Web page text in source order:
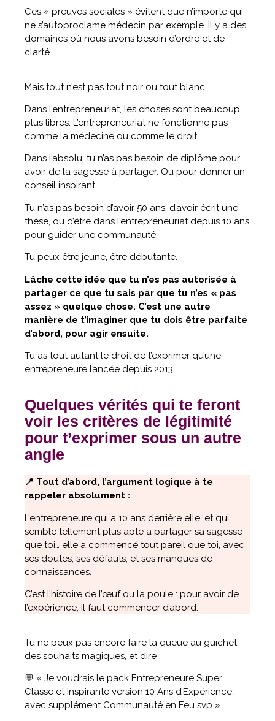
Ces « preuves sociales » évitent que n’importe qui
ne s’autoproclame médecin par exemple. Il y a des
domaines où nous avons besoin d’ordre et de
clarté.
Mais tout n’est pas tout noir ou tout blanc.
Dans l’entrepreneuriat, les choses sont beaucoup
plus libres. L’entrepreneuriat ne fonctionne pas
comme la médecine ou comme le droit.
Dans l’absolu, tu n’as pas besoin de diplôme pour
avoir de la sagesse à partager. Ou pour donner un
conseil inspirant.
Tu n’as pas besoin d’avoir 50 ans, d’avoir écrit une
thèse, ou d’être dans l’entrepreneuriat depuis 10 ans
pour guider une communauté.
Tu peux être jeune, être débutante.
Lâche cette idée que tu n’es pas autorisée à
partager ce que tu sais par que tu n’es « pas
assez » quelque chose. C’est une autre
manière de t’imaginer que tu dois être parfaite
d’abord, pour agir ensuite.
Tu as tout autant le droit de t’exprimer qu’une
entrepreneure lancée depuis 2013.
Quelques vérités qui te feront
voir les critères de légitimité
pour t’exprimer sous un autre
angle
📍 Tout d’abord, l’argument logique à te
rappeler absolument :
L’entrepreneure qui a 10 ans derrière elle, et qui
semble tellement plus apte à partager sa sagesse
que toi… elle a commencé tout pareil que toi, avec
ses doutes, ses défauts, et ses manques de
connaissances.
C’est l’histoire de l’œuf ou la poule : pour avoir de
l’expérience, il faut commencer d’abord.
Tu ne peux pas encore faire la queue au guichet
des souhaits magiques, et dire :
💬 « Je voudrais le pack Entrepreneure Super
Classe et Inspirante version 10 Ans d’Expérience,
avec supplément Communauté en Feu svp ».